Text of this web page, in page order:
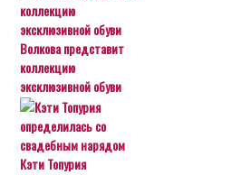
Волкова представит
коллекцию
эксклюзивной обуви
Кэти Топурия